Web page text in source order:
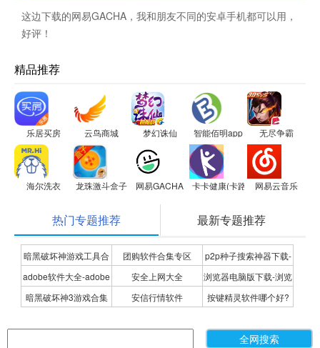
这边下载的网易GACHA，我和朋友不同的安卓手机都可以用，
好评！
精品推荐
乐居买房 云鸟商城 梦幻诛仙 智能佰明app 无尽争霸
海尔洗衣 龙珠激斗盒子 网易GACHA 卡卡健康(卡路里小助手)
网易云音乐
热门专题推荐 最新专题推荐
暗黑破坏神游戏工具合
集
团购软件合集专区
p2p种子搜索神器下载-
P2P种子搜索神器专题
adobe软件大全-adobe
全系列软件下载-adobe
安全上网大全
浏览器电脑版下载-浏览
器下载合集
暗黑破坏神3游戏合集 安信行情软件
按键精灵软件哪个好?